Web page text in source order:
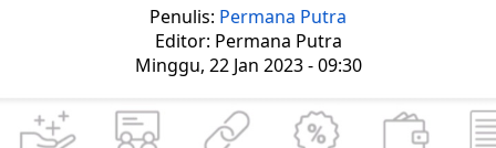
Penulis: Permana Putra
Editor: Permana Putra
Minggu, 22 Jan 2023 - 09:30